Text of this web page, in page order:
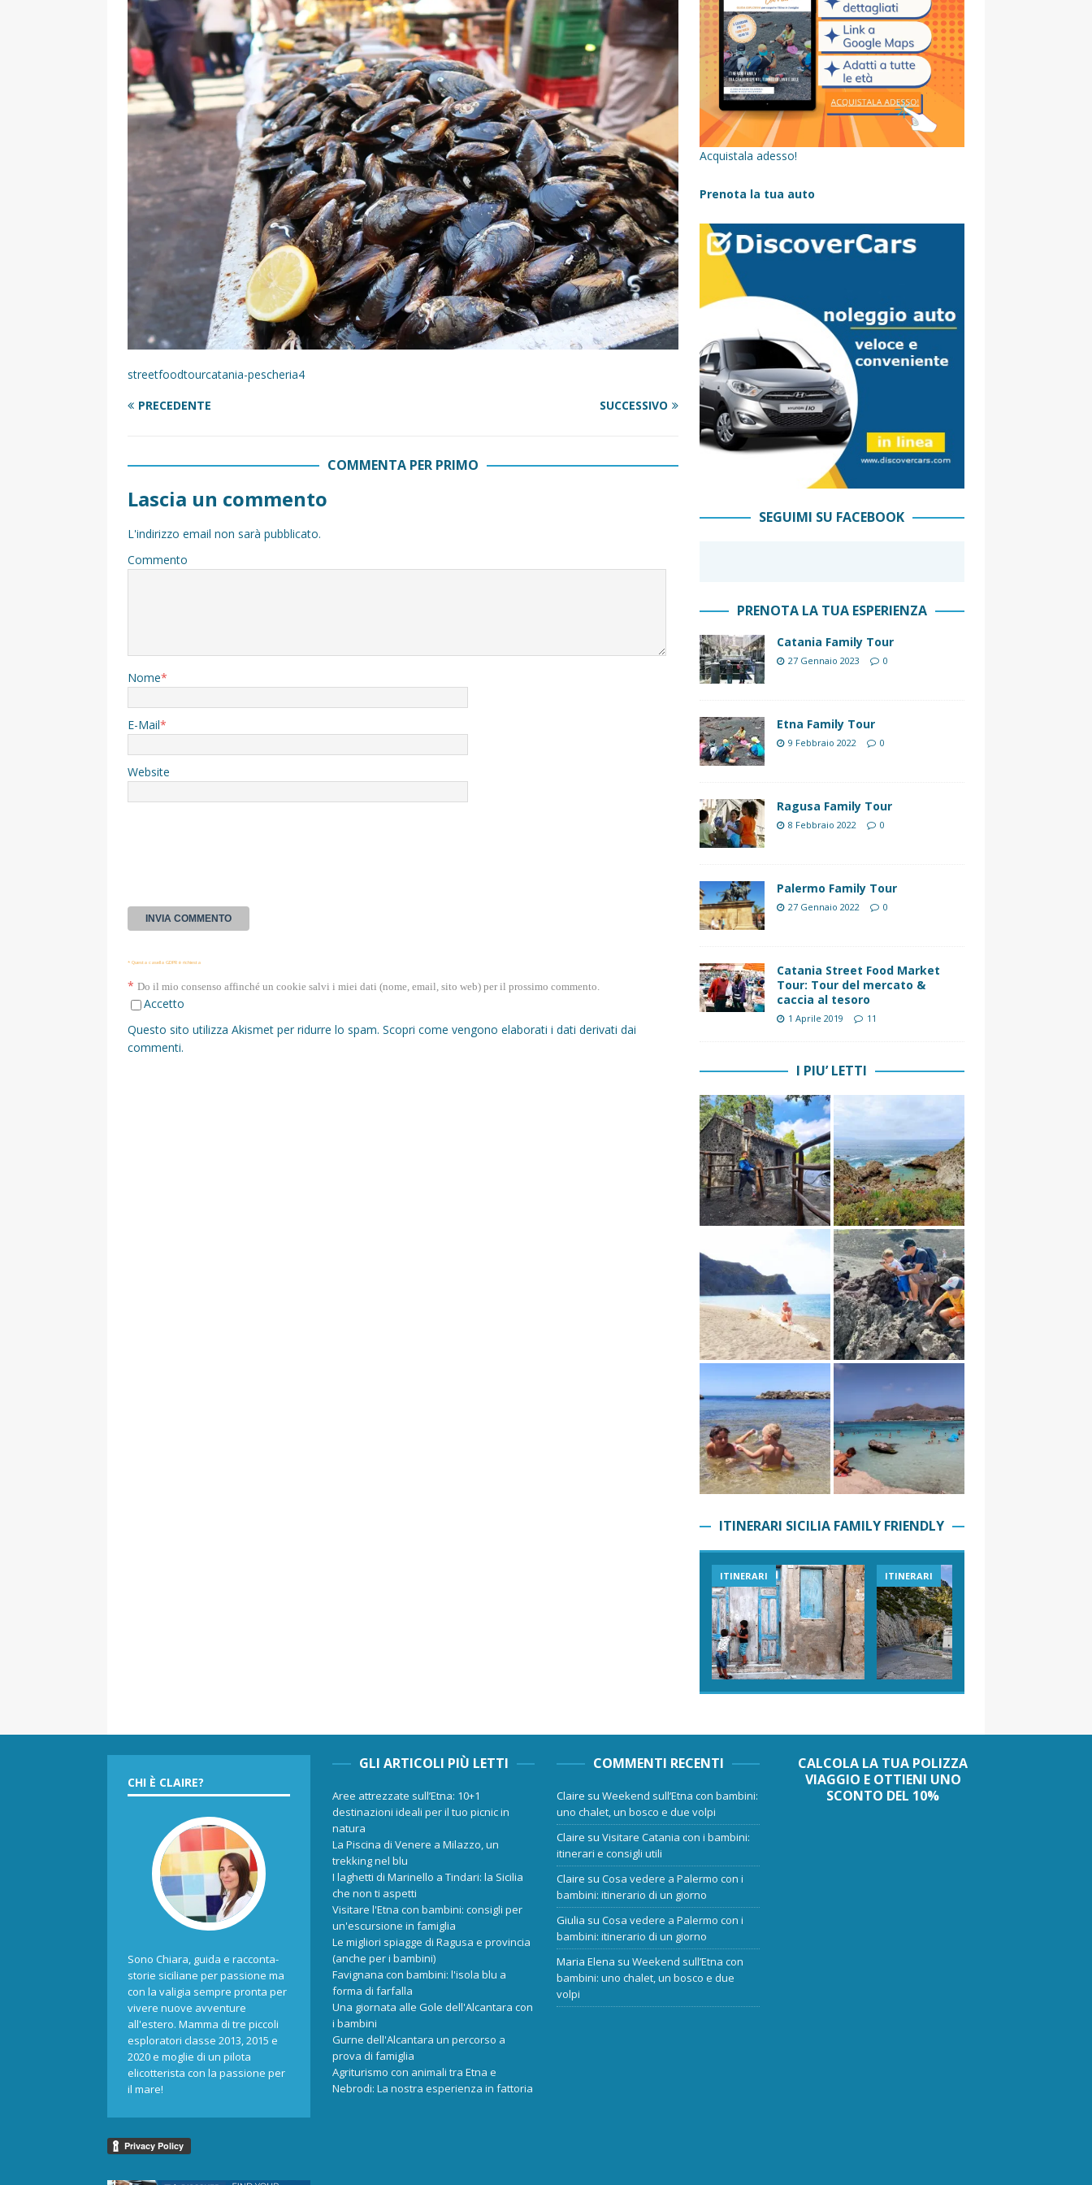
[ 17 Dicembre 2025 ] Organizzare un viaggio in Sicilia con i bambini (senza stress)
CONSIGLI
UTILI
[ 14 Settembre 2025 ] Rifugi e Bivacchi sull’Etna: Guida Completa per Famiglie
SENTIERI,
PARCHI NATURALI E AREE PICNIC
[ 2 Aprile 2025 ] Escursioni in Sicilia con bambini: itinerari imperdibili (+ consigli utili)- Parte 1
VIAGGI IN SICILIA
[ 17 Settembre 2023 ] Vendemmia con i bambini in Sicilia, dove andare?
FATTORIE
DIDATTICHE
[ 19 Gennaio 2023 ] Visitare la Fiumara d’Arte con i bambini, quando la natura incontra l’arte
VIAGGI IN SICILIA
[ 20 Marzo 2022 ] Cosa fare in Sicilia con i bambini: mare, attività e tour a prova di famiglia
VIAGGI IN SICILIA
streetfoodtourcatania-pescheria4
PRECEDENTE
SUCCESSIVO
COMMENTA PER PRIMO
Lascia un commento
L'indirizzo email non sarà pubblicato.
Commento
Nome*
E-Mail*
Website
* Questa casella GDPR è richiesta
* Do il mio consenso affinché un cookie salvi i miei dati (nome, email, sito web) per il prossimo commento.
Accetto
Questo sito utilizza Akismet per ridurre lo spam. Scopri come vengono elaborati i dati derivati dai
commenti.
Acquistala adesso!
Prenota la tua auto
SEGUIMI SU FACEBOOK
PRENOTA LA TUA ESPERIENZA
Catania Family Tour
27 Gennaio 2023 0
Etna Family Tour
9 Febbraio 2022 0
Ragusa Family Tour
8 Febbraio 2022 0
Palermo Family Tour
27 Gennaio 2022 0
Catania Street Food Market
Tour: Tour del mercato &
caccia al tesoro
1 Aprile 2019 11
I PIU’ LETTI
ITINERARI SICILIA FAMILY FRIENDLY
ITINERARI ITINERARI
CHI È CLAIRE?
Sono Chiara, guida e racconta-
storie siciliane per passione ma
con la valigia sempre pronta per
vivere nuove avventure
all'estero. Mamma di tre piccoli
esploratori classe 2013, 2015 e
2020 e moglie di un pilota
elicotterista con la passione per
il mare!
GLI ARTICOLI PIÙ LETTI
Aree attrezzate sull’Etna: 10+1
destinazioni ideali per il tuo picnic in
natura
La Piscina di Venere a Milazzo, un
trekking nel blu
I laghetti di Marinello a Tindari: la Sicilia
che non ti aspetti
Visitare l'Etna con bambini: consigli per
un'escursione in famiglia
Le migliori spiagge di Ragusa e provincia
(anche per i bambini)
Favignana con bambini: l'isola blu a
forma di farfalla
Una giornata alle Gole dell'Alcantara con
i bambini
Gurne dell'Alcantara un percorso a
prova di famiglia
Agriturismo con animali tra Etna e
Nebrodi: La nostra esperienza in fattoria
COMMENTI RECENTI
Claire suWeekend sull’Etna con bambini:
uno chalet, un bosco e due volpi
Claire suVisitare Catania con i bambini:
itinerari e consigli utili
Claire suCosa vedere a Palermo con i
bambini: itinerario di un giorno
Giulia suCosa vedere a Palermo con i
bambini: itinerario di un giorno
Maria Elena suWeekend sull’Etna con
bambini: uno chalet, un bosco e due
volpi
CALCOLA LA TUA POLIZZA
VIAGGIO E OTTIENI UNO
SCONTO DEL 10%